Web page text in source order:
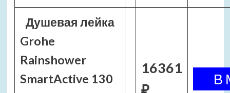
Душевая лейка
Grohe
Rainshower
SmartActive 130
16361